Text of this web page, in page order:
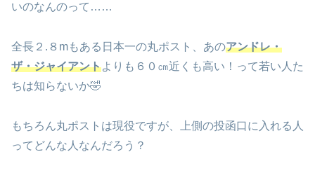
いのなんのって……
全長２.８mもある日本一の丸ポスト、あのアンドレ・
ザ・ジャイアントよりも６０㎝近くも高い！って若い人た
ちは知らないか🤣
もちろん丸ポストは現役ですが、上側の投函口に入れる人
ってどんな人なんだろう？